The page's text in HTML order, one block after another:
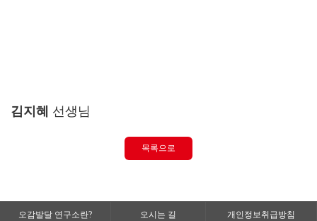
김지혜 선생님
목록으로
오감발달 연구소란? 오시는 길 개인정보취급방침